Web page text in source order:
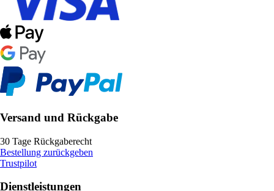
Versand und Rückgabe
30 Tage Rückgaberecht
Bestellung zurückgeben
Trustpilot
Dienstleistungen